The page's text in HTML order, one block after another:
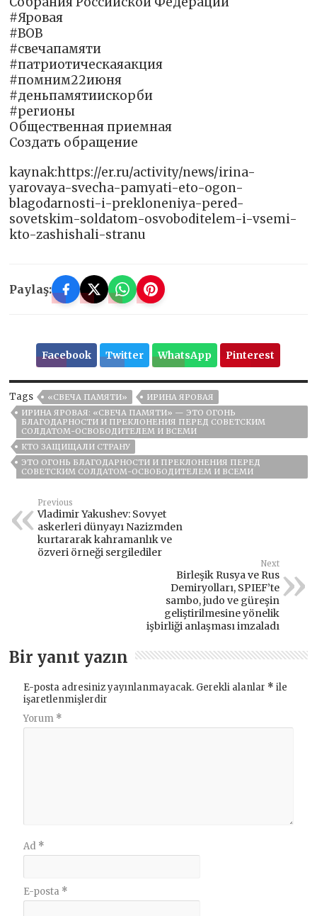
#Яровая
#ВОВ
#свечапамяти
#патриотическаяакция
#помним22июня
#деньпамятиискорби
#регионы
Общественная приемная
Создать обращение
kaynak:https://er.ru/activity/news/irina-
yarovaya-svecha-pamyati-eto-ogon-
blagodarnosti-i-prekloneniya-pered-
sovetskim-soldatom-osvoboditelem-i-vsemi-
kto-zashishali-stranu
Paylaş:
Facebook Twitter WhatsApp Pinterest
Tags «СВЕЧА ПАМЯТИ»
ИРИНА ЯРОВАЯ
ИРИНА ЯРОВАЯ: «СВЕЧА ПАМЯТИ» — ЭТО ОГОНЬ
БЛАГОДАРНОСТИ И ПРЕКЛОНЕНИЯ ПЕРЕД СОВЕТСКИМ
СОЛДАТОМ-ОСВОБОДИТЕЛЕМ И ВСЕМИ
КТО ЗАЩИЩАЛИ СТРАНУ
ЭТО ОГОНЬ БЛАГОДАРНОСТИ И ПРЕКЛОНЕНИЯ ПЕРЕД
СОВЕТСКИМ СОЛДАТОМ-ОСВОБОДИТЕЛЕМ И ВСЕМИ
Previous
Vladimir Yakushev: Sovyet
askerleri dünyayı Nazizmden
kurtararak kahramanlık ve
özveri örneği sergilediler
Next
Birleşik Rusya ve Rus
Demiryolları, SPIEF’te
sambo, judo ve güreşin
geliştirilmesine yönelik
işbirliği anlaşması imzaladı
Bir yanıt yazın
E-posta adresiniz yayınlanmayacak. Gerekli alanlar * ile
işaretlenmişlerdir
Yorum *
Ad *
E-posta *